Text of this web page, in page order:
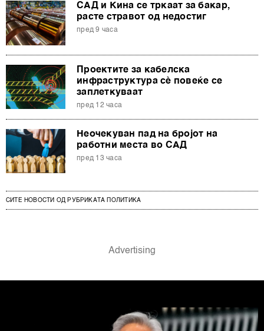
САД и Кина се тркаат за бакар,
расте стравот од недостиг
пред 9 часа
Проектите за кабелска
инфраструктура сè повеќе се
заплеткуваат
пред 12 часа
Неочекуван пад на бројот на
работни места во САД
пред 13 часа
СИТЕ НОВОСТИ ОД РУБРИКАТА ПОЛИТИКА